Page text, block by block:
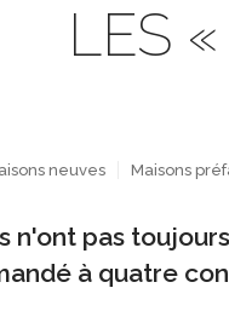
LES
neuves Maisons
n'ont pas
à quatre